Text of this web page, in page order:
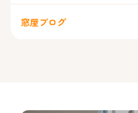
窓屋ブログ